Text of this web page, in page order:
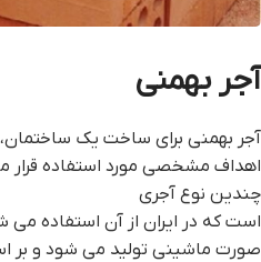
آجر بهمنی
آجر بهمنی برای ساخت یک ساختمان،
اهداف مشخصی مورد استفاده قرار
چندین نوع آجری
است که در ایران از آن استفاده می
صورت ماشینی تولید می شود و